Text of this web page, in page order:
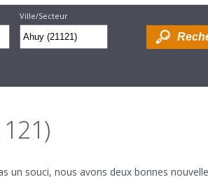
Ville/Secteur
sur la
un souci, nous avons deux bonnes